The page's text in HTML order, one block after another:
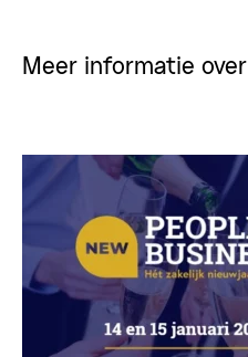
Meer informatie over